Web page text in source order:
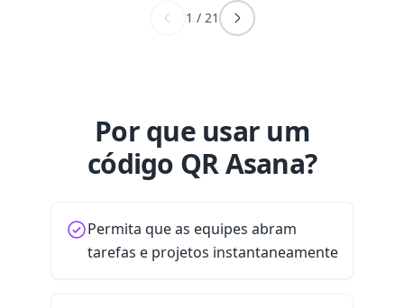
1 / 21
Por que usar um
código QR Asana?
Permita que as equipes abram
tarefas e projetos instantaneamente